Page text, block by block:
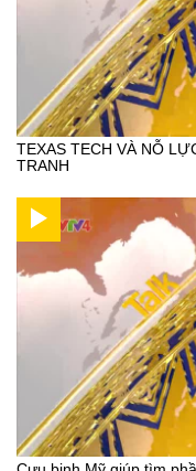
TEXAS TECH VÀ NỖ
TRANH